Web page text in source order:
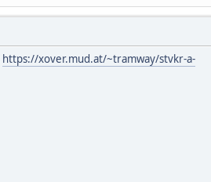
https://xover.mud.at/~tramway/stvkr-a-